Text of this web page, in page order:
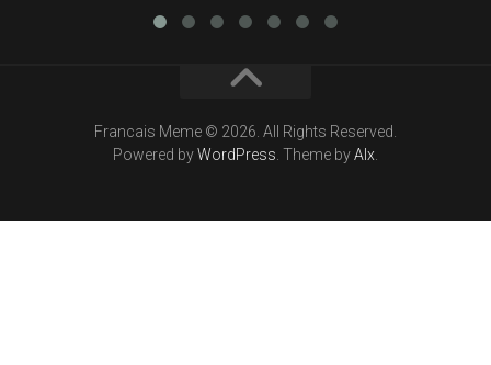
Francais Meme © 2026. All Rights Reserved.
Powered byWordPress . Theme byAlx